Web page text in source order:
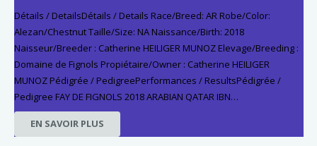
Détails / DetailsDétails / Details Race/Breed: AR Robe/Color:
Alezan/Chestnut Taille/Size: NA Naissance/Birth: 2018
Naisseur/Breeder : Catherine HEILIGER MUNOZ Elevage/Breeding :
Domaine de Fignols Propiétaire/Owner : Catherine HEILIGER
MUNOZ Pédigrée / PedigreePerformances / ResultsPédigrée /
Pedigree FAY DE FIGNOLS 2018 ARABIAN QATAR IBN…
EN SAVOIR PLUS